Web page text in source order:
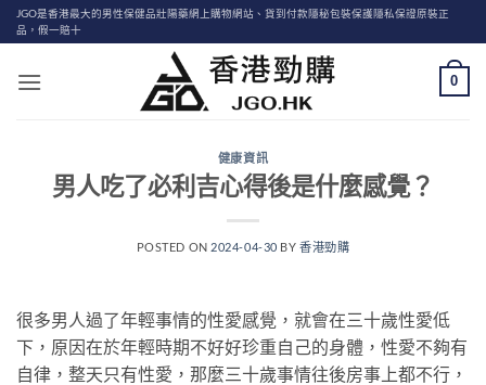
Skip
to
JGO是香港最大的男性保健品壯陽藥網上購物網站、貨到付款隱秘包裝保護隱私保證原裝正
品，假一賠十
0
健康資訊
男人吃了必利吉心得後是什麼感覺？
POSTED ON 2024-04-30 BY香港勁購
很多男人過了年輕事情的性愛感覺，就會在三十歲性愛低
下，原因在於年輕時期不好好珍重自己的身體，性愛不夠有
自律，整天只有性愛，那麼三十歲事情往後房事上都不行，